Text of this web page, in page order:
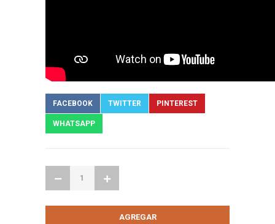
FACEBOOK TWITTER PINTEREST
WHATSAPP